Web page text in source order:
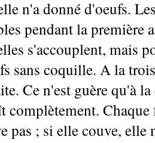
n'a donné d'oeufs.
pendant la première
s'accouplent, mais
sans coquille. A la
Ce n'est guère qu'à
complètement.
pas ; si elle couve,